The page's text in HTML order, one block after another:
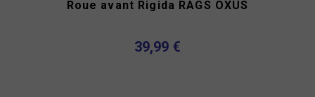
Roue avant Rigida RAGS OXUS
39,99 €